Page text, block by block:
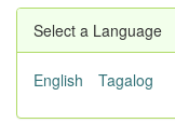
Select a Language
English Tagalog